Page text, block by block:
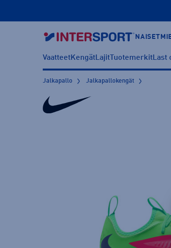
NAISET
VaatteetKengätLajitTuotemerkitLast
Jalkapallo Jalkapallokengät